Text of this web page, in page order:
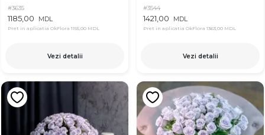
#3635
1185,00 MDL
Pret in aplicatia OkFlora 1155,00 MDL
Vezi detalii
#3544
1421,00 MDL
Pret in aplicatia OkFlora 1363,00 MDL
Vezi detalii